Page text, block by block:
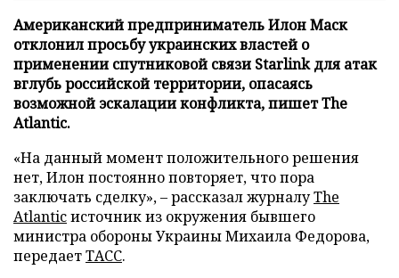
Американский предприниматель Илон Маск
отклонил просьбу украинских властей о
применении спутниковой связи Starlink для атак
вглубь российской территории, опасаясь
возможной эскалации конфликта, пишет The
Atlantic.
«На данный момент положительного решения
нет, Илон постоянно повторяет, что пора
заключать сделку», – рассказал журналуThe
Atlanticисточник из окружения бывшего
министра обороны Украины Михаила Федорова,
передаетТАСС.